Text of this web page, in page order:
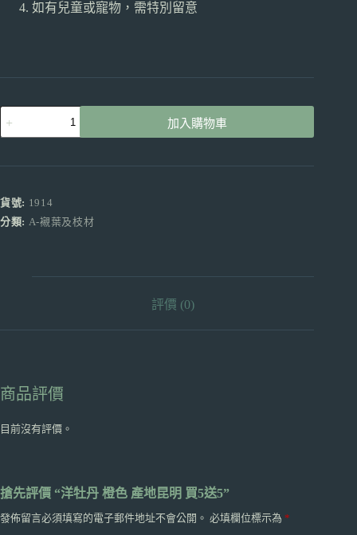
如有兒童或寵物，需特別留意
橙
產
地
加入購物車
貨號: 1914
分類: A-襯葉及枝材
評價 (0)
商品評價
目前沒有評價。
搶先評價 “洋牡丹 橙色 產地昆明 買5送5”
發佈留言必須填寫的電子郵件地址不會公開。 必填欄位標示為 *